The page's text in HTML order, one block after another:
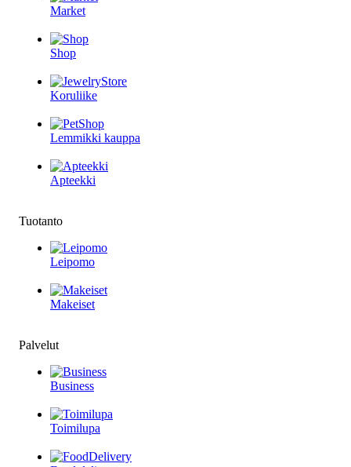
Market
Shop
Koruliike
Lemmikki kauppa
Apteekki
Tuotanto
Leipomo
Makeiset
Palvelut
Business
Toimilupa